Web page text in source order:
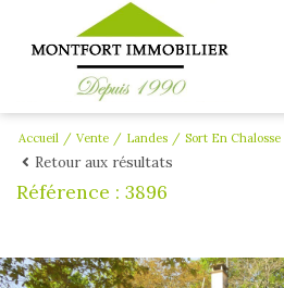
Accueil Vente Landes Sort En Chalosse
Retour aux résultats
Référence : 3896